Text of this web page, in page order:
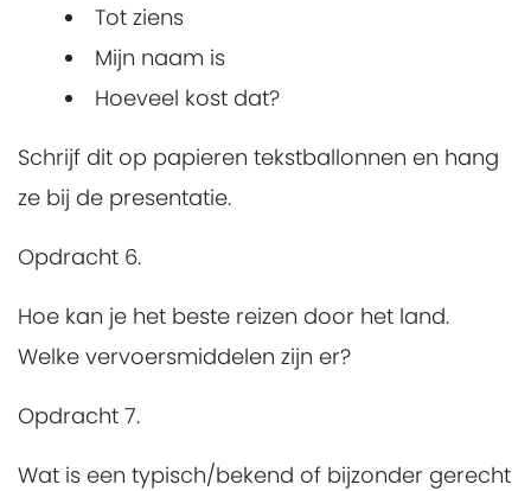
Tot ziens
Mijn naam is
Hoeveel kost dat?
Schrijf dit op papieren tekstballonnen en hang
ze bij de presentatie.
Opdracht 6.
Hoe kan je het beste reizen door het land.
Welke vervoersmiddelen zijn er?
Opdracht 7.
Wat is een typisch/bekend of bijzonder gerecht